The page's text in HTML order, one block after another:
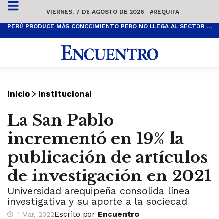
VIERNES, 7 DE AGOSTO DE 2026 | AREQUIPA
PERÚ PRODUCE MÁS CONOCIMIENTO PERO NO LLEGA AL SECTOR PRODUCTIVO
Inicio > Institucional
La San Pablo
incrementó en 19% la
publicación de artículos
de investigación en 2021
Universidad arequipeña consolida línea
investigativa y su aporte a la sociedad
1 Mar, 2022Escrito por Encuentro